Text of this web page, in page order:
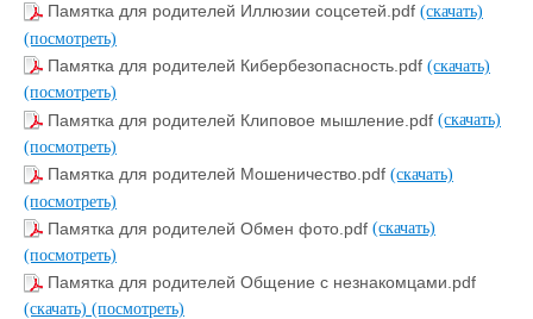
Памятка для родителей Иллюзии соцсетей.pdf (скачать)
(посмотреть)
Памятка для родителей Кибербезопасность.pdf (скачать)
(посмотреть)
Памятка для родителей Клиповое мышление.pdf (скачать)
(посмотреть)
Памятка для родителей Мошеничество.pdf (скачать)
(посмотреть)
Памятка для родителей Обмен фото.pdf (скачать)
(посмотреть)
Памятка для родителей Общение с незнакомцами.pdf
(скачать) (посмотреть)